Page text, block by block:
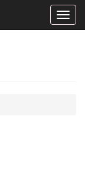
Toggle